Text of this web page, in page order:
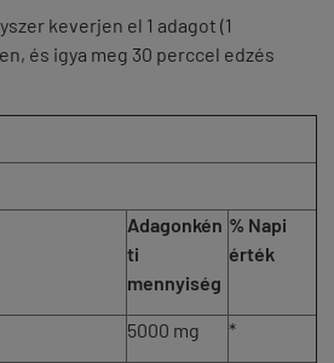
keverjen el 1 adagot (1
és igya meg 30 perccel edzés
Adagonkén
ti
mennyiség
% Napi
érték
5000 mg *